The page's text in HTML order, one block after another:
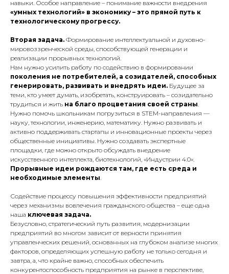
навыки. Особое направление – понимание важности внедрения
«умных технологий» в экономику – это прямой путь к
технологическому прогрессу.
Вторая задача. Формирование интеллектуальной и духовно-
мировоззренческой среды, способствующей генерации и
реализации прорывных технологий.
Нам нужно усилить работу по содействию в формировании
поколения не потребителей, а созидателей, способных
генерировать, развивать и внедрять идеи. Будущее за
теми, кто умеет думать, изобретать, конструировать – созидательно
трудиться и жить на благо процветания своей страны.
Нужно помочь школьникам погрузиться в STEM-направления —
науку, технологии, инженерию, математику. Нужно развивать и
активно поддерживать стартапы и инновационные проекты через
общественные инициативы. Нужно создавать экспертные
площадки, где можно открыто обсуждать внедрение
искусственного интеллекта, биотехнологий, «Индустрии 4.0».
Прорывные идеи рождаются там, где есть среда и
необходимые элементы.
Содействие процессу повышения эффективности предприятий
через механизмы вовлечения гражданского общества – еще одна
наша ключевая задача.
Безусловно, стратегический путь развития, модернизации
предприятий во многом зависит от верности принятия
управленческих решений, основанных на глубоком анализе многих
факторов, определяющих успешную работу не только сегодня и
завтра, а, что крайне важно, способных обеспечить
конкурентоспособность предприятия на рынке в перспективе,